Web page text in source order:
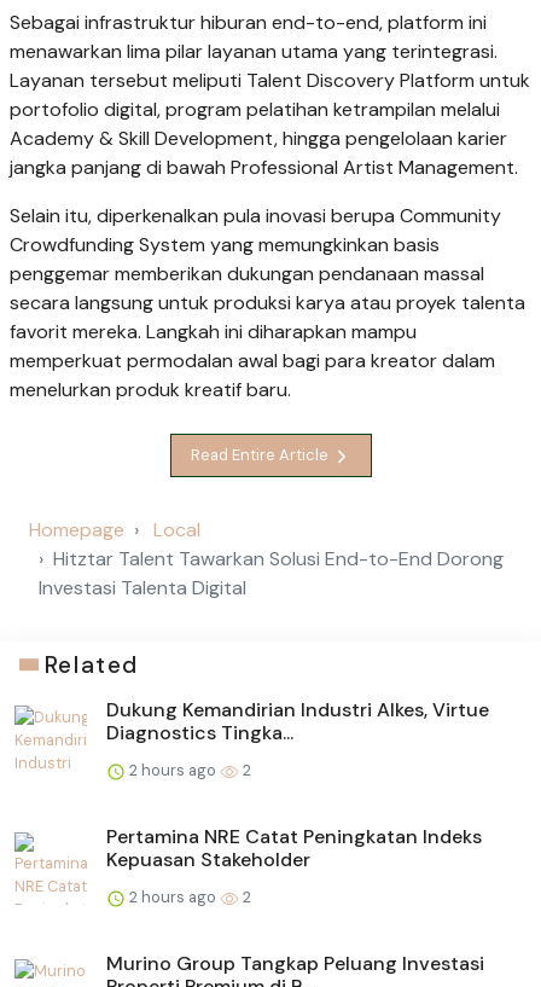
Sebagai infrastruktur hiburan end-to-end, platform ini
menawarkan lima pilar layanan utama yang terintegrasi.
Layanan tersebut meliputi Talent Discovery Platform untuk
portofolio digital, program pelatihan ketrampilan melalui
Academy & Skill Development, hingga pengelolaan karier
jangka panjang di bawah Professional Artist Management.
Selain itu, diperkenalkan pula inovasi berupa Community
Crowdfunding System yang memungkinkan basis
penggemar memberikan dukungan pendanaan massal
secara langsung untuk produksi karya atau proyek talenta
favorit mereka. Langkah ini diharapkan mampu
memperkuat permodalan awal bagi para kreator dalam
menelurkan produk kreatif baru.
Read Entire Article
Homepage
Local
Hitztar Talent Tawarkan Solusi End-to-End Dorong
Investasi Talenta Digital
Related
Dukung Kemandirian Industri Alkes, Virtue
Diagnostics Tingka...
2 hours ago 2
Pertamina NRE Catat Peningkatan Indeks
Kepuasan Stakeholder
2 hours ago 2
Murino Group Tangkap Peluang Investasi